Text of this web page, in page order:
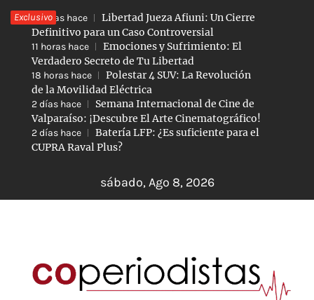
Saltar
contenido
Exclusivo
5 horas hace
Libertad Jueza Afiuni: Un Cierre
Definitivo para un Caso Controversial
11 horas hace
Emociones y Sufrimiento: El
Verdadero Secreto de Tu Libertad
18 horas hace
Polestar 4 SUV: La Revolución
de la Movilidad Eléctrica
2 días hace
Semana Internacional de Cine de
Valparaíso: ¡Descubre El Arte Cinematográfico!
2 días hace
Batería LFP: ¿Es suficiente para el
CUPRA Raval Plus?
sábado, Ago 8, 2026